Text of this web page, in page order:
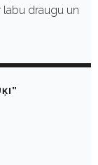
labu draugu un